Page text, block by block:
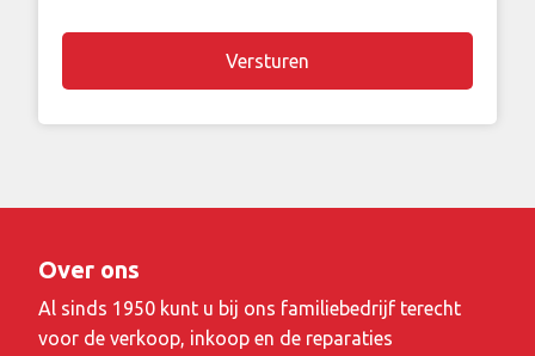
Over ons
Al sinds 1950 kunt u bij ons familiebedrijf terecht
voor de verkoop, inkoop en de reparaties